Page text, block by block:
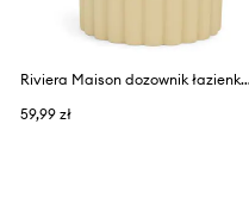
Riviera Maison dozownik łazienkowy z tworzywa sztucznego
59,99 zł